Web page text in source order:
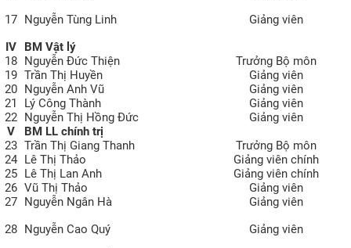
17 Nguyễn Tùng Linh
Giảng viên
IV
BM Vật lý
18 Nguyễn Đức Thiện
Trưởng Bộ môn
19 Trần Thị Huyền
Giảng viên
20 Nguyễn Anh Vũ
Giảng viên
21
Lý Công Thành
Giảng viên
22 Nguyễn Thị Hồng Đức
Giảng viên
V
BM LL chính trị
23 Trần Thị Giang Thanh
Trưởng Bộ môn
24 Lê Thị Thảo
Giảng viên chính
25 Lê Thị Lan Anh
Giảng viên chính
26 Vũ Thị Thảo
Giảng viên
27 Nguyễn Ngân Hà
Giảng viên
28 Nguyễn Cao Quý
Giảng viên